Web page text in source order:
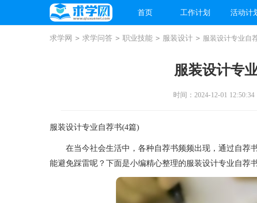
首页 工作计划 活动计
求学网 > 求学问答 > 职业技能 > 服装设计 > 服装设计专业自
服装设计专
时间：2024-12-01 12:50:34
服装设计专业自荐书(4篇)
在当今社会生活中，各种自荐书频频出现，通过自荐
能避免踩雷呢？下面是小编精心整理的服装设计专业自荐